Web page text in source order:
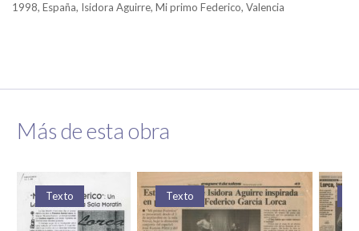
1998, España, Isidora Aguirre, Mi primo Federico, Valencia
Más de esta obra
Texto Texto